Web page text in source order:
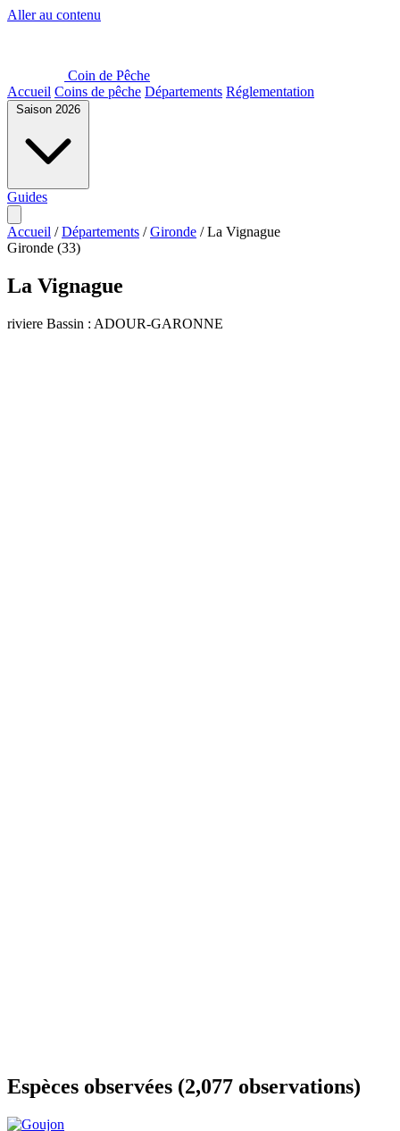
Aller au contenu
Coin de Pêche
Accueil Coins de pêche Départements Réglementation
Saison 2026
Guides
Accueil / Départements / Gironde / La Vignague
Gironde (33)
La Vignague
riviere Bassin : ADOUR-GARONNE
Espèces observées (2,077 observations)